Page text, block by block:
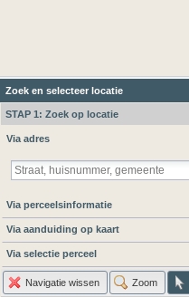
Zoek en selecteer locatie
STAP 1: Zoek op locatie
Via adres
Via perceelsinformatie
Via aanduiding op kaart
Via selectie perceel
Navigatie wissen Zoom